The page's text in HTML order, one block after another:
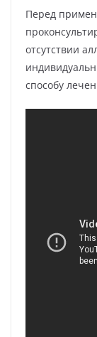
Перед
отсутствии
способу